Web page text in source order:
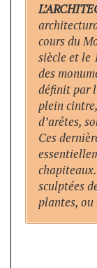
cours du
siècle et le
des
définit par
plein
d’arêtes,
Ces
sculptées
plantes, ou